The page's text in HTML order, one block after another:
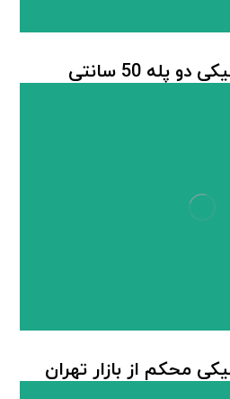
پله 50 سانتی
محکم از بازار تهران